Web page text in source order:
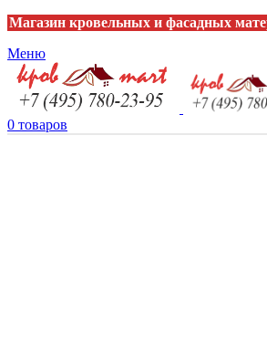
Магазин кровельных и фасадных
Меню
0 товаров